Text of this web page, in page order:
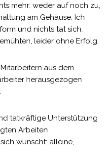
mehr: weder auf noch zu,
am Gehäuse. Ich
und nichts tat sich.
leider ohne Erfolg.
aus dem
herausgezogen
tatkräftige Unterstützung
Arbeiten
wünscht: alleine,